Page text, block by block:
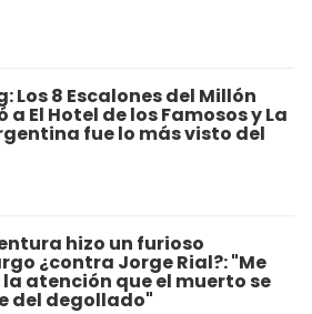
Los 8 Escalones del Millón
a El Hotel de los Famosos y La
fue lo más visto del
hizo un furioso
¿contra Jorge Rial?: "Me
atención que el muerto se
del degollado"